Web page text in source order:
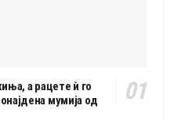
а рацете ѝ го
мумија од